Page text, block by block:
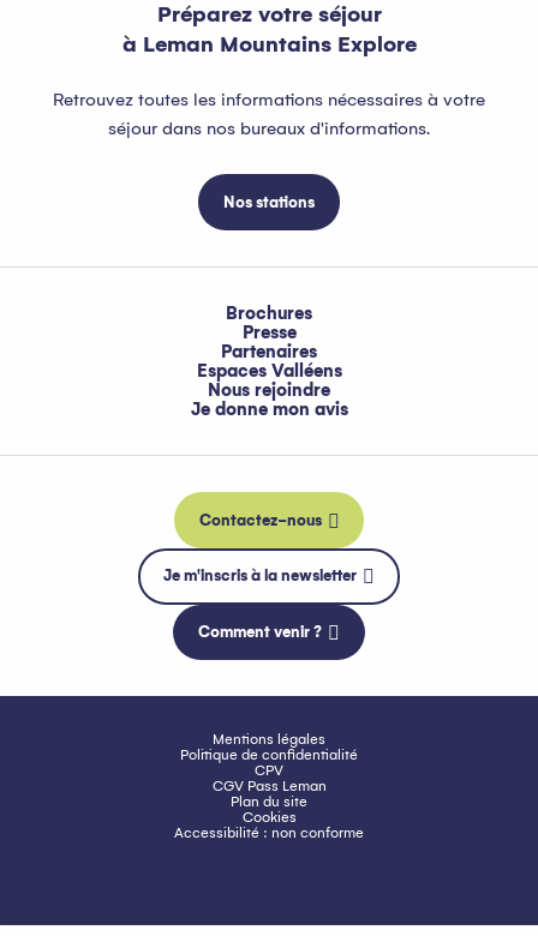
Préparez votre séjour
à Leman Mountains Explore
Retrouvez toutes les informations nécessaires à votre
séjour dans nos bureaux d'informations.
Nos stations
Brochures
Presse
Partenaires
Espaces Valléens
Nous rejoindre
Je donne mon avis
Contactez-nous
Je m'inscris à la newsletter
Comment venir ?
Mentions légales
Politique de confidentialité
CPV
CGV Pass Leman
Plan du site
Cookies
Accessibilité : non conforme